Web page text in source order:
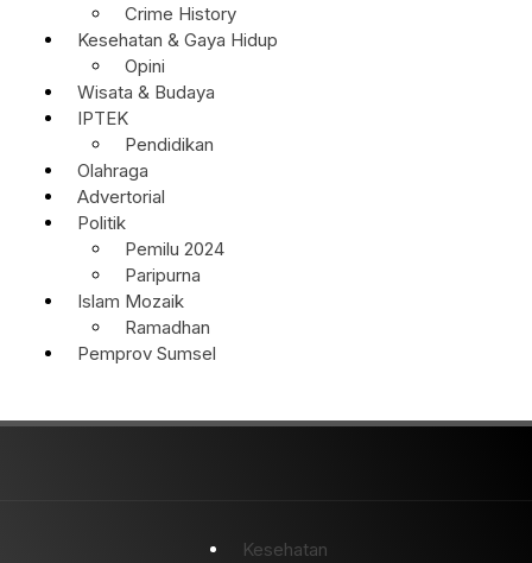
Crime History
Kesehatan & Gaya Hidup
Opini
Wisata & Budaya
IPTEK
Pendidikan
Olahraga
Advertorial
Politik
Pemilu 2024
Paripurna
Islam Mozaik
Ramadhan
Pemprov Sumsel
Kesehatan